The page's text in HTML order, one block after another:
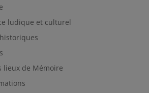
ludique et culturel
lieux de Mémoire